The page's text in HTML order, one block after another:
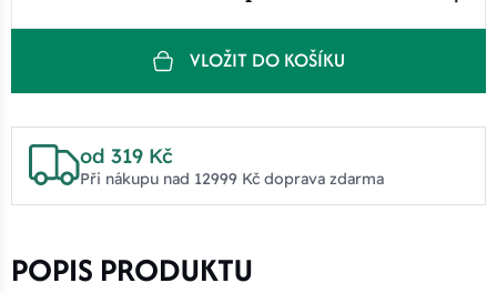
VLOŽIT DO KOŠÍKU
od 319 Kč
Při nákupu nad 12999 Kč doprava zdarma
POPIS PRODUKTU